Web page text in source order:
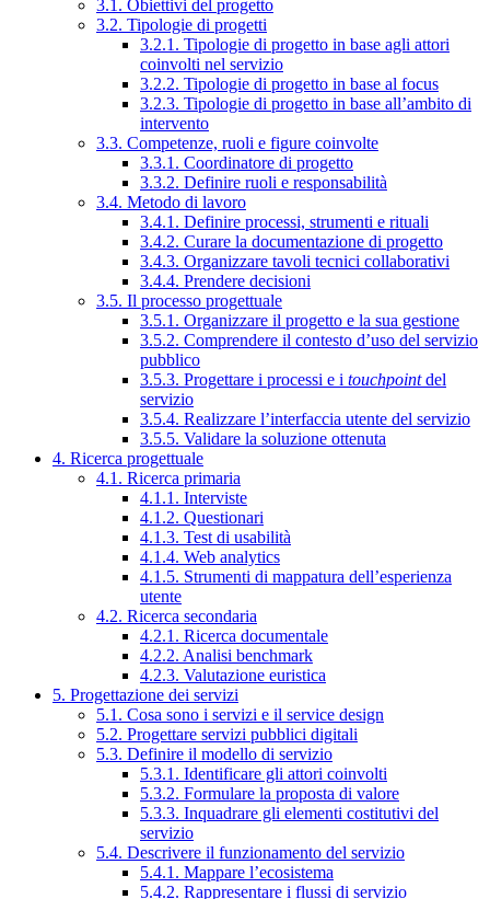
3.1. Obiettivi del progetto
3.2. Tipologie di progetti
3.2.1. Tipologie di progetto in base agli attori
coinvolti nel servizio
3.2.2. Tipologie di progetto in base al focus
3.2.3. Tipologie di progetto in base all’ambito di
intervento
3.3. Competenze, ruoli e figure coinvolte
3.3.1. Coordinatore di progetto
3.3.2. Definire ruoli e responsabilità
3.4. Metodo di lavoro
3.4.1. Definire processi, strumenti e rituali
3.4.2. Curare la documentazione di progetto
3.4.3. Organizzare tavoli tecnici collaborativi
3.4.4. Prendere decisioni
3.5. Il processo progettuale
3.5.1. Organizzare il progetto e la sua gestione
3.5.2. Comprendere il contesto d’uso del servizio
pubblico
3.5.3. Progettare i processi e i touchpointdel
servizio
3.5.4. Realizzare l’interfaccia utente del servizio
3.5.5. Validare la soluzione ottenuta
4. Ricerca progettuale
4.1. Ricerca primaria
4.1.1. Interviste
4.1.2. Questionari
4.1.3. Test di usabilità
4.1.4. Web analytics
4.1.5. Strumenti di mappatura dell’esperienza
utente
4.2. Ricerca secondaria
4.2.1. Ricerca documentale
4.2.2. Analisi benchmark
4.2.3. Valutazione euristica
5. Progettazione dei servizi
5.1. Cosa sono i servizi e il service design
5.2. Progettare servizi pubblici digitali
5.3. Definire il modello di servizio
5.3.1. Identificare gli attori coinvolti
5.3.2. Formulare la proposta di valore
5.3.3. Inquadrare gli elementi costitutivi del
servizio
5.4. Descrivere il funzionamento del servizio
5.4.1. Mappare l’ecosistema
5.4.2. Rappresentare i flussi di servizio